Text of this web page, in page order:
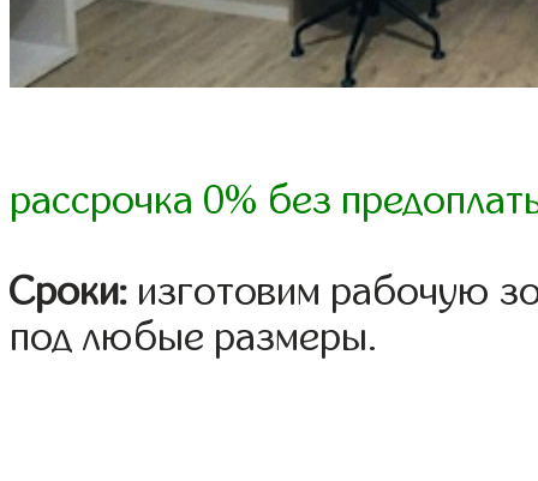
рассрочка 0% без
Сроки: изготовим рабочую
под любые размеры.